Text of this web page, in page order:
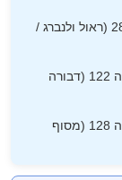
תל אביב יפו - ראול ולנברג 28 (ראול ולנברג /
תל אביב יפו - דבורה הנביאה 122 (דבורה
תל אביב יפו - דבורה הנביאה 128 (מסוף